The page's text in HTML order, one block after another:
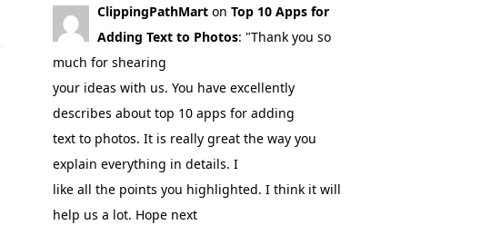
ClippingPathMart on Top 10 Apps for
Adding Text to Photos: "Thank you so
much for shearing
your ideas with us. You have excellently
describes about top 10 apps for adding
text to photos. It is really great the way you
explain everything in details. I
like all the points you highlighted. I think it will
help us a lot. Hope next